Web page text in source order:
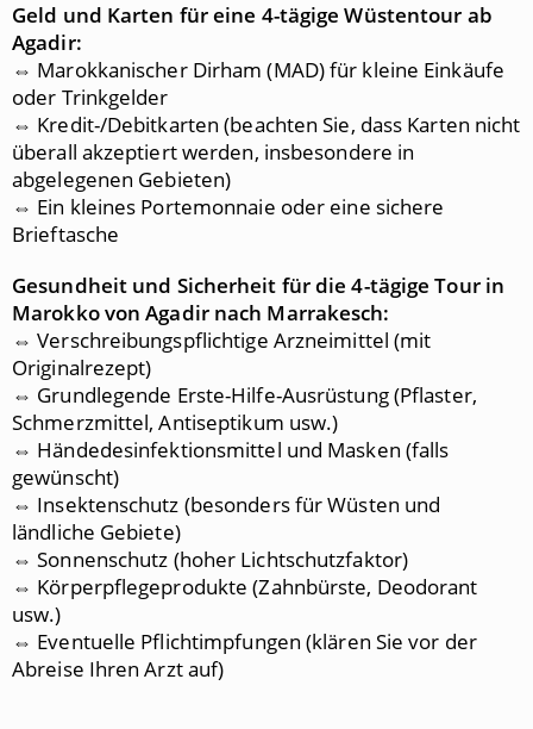
Geld und Karten für eine 4-tägige Wüstentour ab
Agadir:
⇔ Marokkanischer Dirham (MAD) für kleine Einkäufe
oder Trinkgelder
⇔ Kredit-/Debitkarten (beachten Sie, dass Karten nicht
überall akzeptiert werden, insbesondere in
abgelegenen Gebieten)
⇔ Ein kleines Portemonnaie oder eine sichere
Brieftasche
Gesundheit und Sicherheit für die 4-tägige Tour in
Marokko von Agadir nach Marrakesch:
⇔ Verschreibungspflichtige Arzneimittel (mit
Originalrezept)
⇔ Grundlegende Erste-Hilfe-Ausrüstung (Pflaster,
Schmerzmittel, Antiseptikum usw.)
⇔ Händedesinfektionsmittel und Masken (falls
gewünscht)
⇔ Insektenschutz (besonders für Wüsten und
ländliche Gebiete)
⇔ Sonnenschutz (hoher Lichtschutzfaktor)
⇔ Körperpflegeprodukte (Zahnbürste, Deodorant
usw.)
⇔ Eventuelle Pflichtimpfungen (klären Sie vor der
Abreise Ihren Arzt auf)